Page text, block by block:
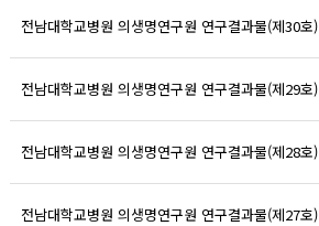
전남대학교병원 의생명연구원 연구결과물(제30호)
전남대학교병원 의생명연구원 연구결과물(제29호)
전남대학교병원 의생명연구원 연구결과물(제28호)
전남대학교병원 의생명연구원 연구결과물(제27호)